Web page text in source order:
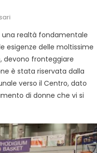
una realtà fondamentale
esigenze delle moltissime
devono fronteggiare
è stata riservata dalla
verso il Centro, dato
di donne che vi si